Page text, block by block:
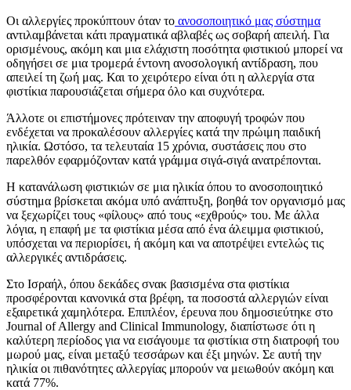
Oι αλλεργίες προκύπτουν όταν το ανοσοποιητικό μας σύστημα
αντιλαμβάνεται κάτι πραγματικά αβλαβές ως σοβαρή απειλή. Για
ορισμένους, ακόμη και μια ελάχιστη ποσότητα φιστικιού μπορεί να
οδηγήσει σε μια τρομερά έντονη ανοσολογική αντίδραση, που
απειλεί τη ζωή μας. Και το χειρότερο είναι ότι η αλλεργία στα
φιστίκια παρουσιάζεται σήμερα όλο και συχνότερα.
Άλλοτε οι επιστήμονες πρότειναν την αποφυγή τροφών που
ενδέχεται να προκαλέσουν αλλεργίες κατά την πρώιμη παιδική
ηλικία. Ωστόσο, τα τελευταία 15 χρόνια, συστάσεις που στο
παρελθόν εφαρμόζονταν κατά γράμμα σιγά-σιγά ανατρέπονται.
Η κατανάλωση φιστικιών σε μια ηλικία όπου το ανοσοποιητικό
σύστημα βρίσκεται ακόμα υπό ανάπτυξη, βοηθά τον οργανισμό μας
να ξεχωρίζει τους «φίλους» από τους «εχθρούς» του. Με άλλα
λόγια, η επαφή με τα φιστίκια μέσα από ένα άλειμμα φιστικιού,
υπόσχεται να περιορίσει, ή ακόμη και να αποτρέψει εντελώς τις
αλλεργικές αντιδράσεις.
Στο Ισραήλ, όπου δεκάδες σνακ βασισμένα στα φιστίκια
προσφέρονται κανονικά στα βρέφη, τα ποσοστά αλλεργιών είναι
εξαιρετικά χαμηλότερα. Επιπλέον, έρευνα που δημοσιεύτηκε στο
Journal of Allergy and Clinical Immunology, διαπίστωσε ότι η
καλύτερη περίοδος για να εισάγουμε τα φιστίκια στη διατροφή του
μωρού μας, είναι μεταξύ τεσσάρων και έξι μηνών. Σε αυτή την
ηλικία οι πιθανότητες αλλεργίας μπορούν να μειωθούν ακόμη και
κατά 77%.